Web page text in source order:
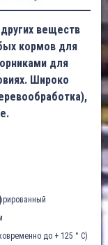
веществ
кормов для
для
Широко
до + 125 ° C)